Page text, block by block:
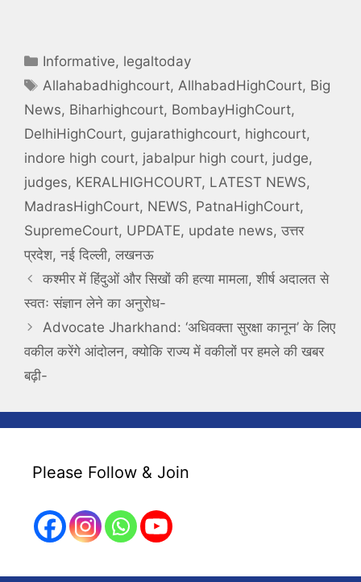
Categories
Informative, legaltoday
Tags
Allahabadhighcourt, AllhabadHighCourt, Big
News, Biharhighcourt, BombayHighCourt,
DelhiHighCourt, gujarathighcourt, highcourt,
indore high court, jabalpur high court, judge,
judges, KERALHIGHCOURT, LATEST NEWS,
MadrasHighCourt, NEWS, PatnaHighCourt,
SupremeCourt, UPDATE, update news, उत्तर
प्रदेश, नई दिल्ली, लखनऊ
कश्मीर में हिंदुओं और सिखों की हत्या मामला, शीर्ष अदालत से
स्वतः संज्ञान लेने का अनुरोध-
Advocate Jharkhand: ‘अधिवक्ता सुरक्षा कानून’ के लिए
वकील करेंगे आंदोलन, क्योकि राज्य में वकीलों पर हमले की खबर
बढ़ी-
Please Follow & Join